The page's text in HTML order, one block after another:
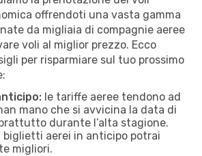
offrendoti una vasta gamma
da migliaia di compagnie aeree
voli al miglior prezzo. Ecco
per risparmiare sul tuo prossimo
le tariffe aeree tendono ad
mano che si avvicina la data di
durante l’alta stagione.
biglietti aerei in anticipo potrai
migliori.